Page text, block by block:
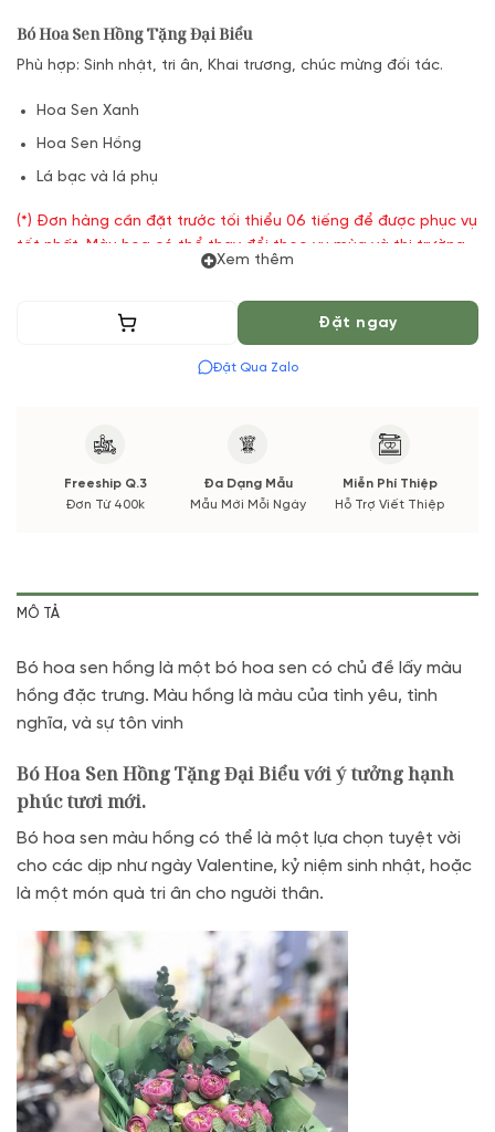
Bó Hoa Sen Hồng Tặng Đại Biểu
Phù hợp: Sinh nhật, tri ân, Khai trương, chúc mừng đối tác.
Hoa Sen Xanh
Hoa Sen Hồng
Lá bạc và lá phụ
(*) Đơn hàng cần đặt trước tối thiểu 06 tiếng để được phục vụ
tốt nhất. Màu hoa có thể thay đổi theo vụ mùa và thị trường.
Các thông tin thay đổi sẽ được cập nhật trước và xác nhận từ
Xem thêm
Thêm vào giỏ Đặt ngay
Đặt Qua Zalo
Freeship Q.3
Đơn Từ 400k
Đa Dạng Mẫu
Mẫu Mới Mỗi Ngày
Miễn Phí Thiệp
Hỗ Trợ Viết Thiệp
MÔ TẢ
Bó hoa sen hồng là một bó hoa sen có chủ đề lấy màu
hồng đặc trưng. Màu hồng là màu của tình yêu, tình
nghĩa, và sự tôn vinh
Bó Hoa Sen Hồng Tặng Đại Biểu với ý tưởng hạnh
phúc tươi mới.
Bó hoa sen màu hồng có thể là một lựa chọn tuyệt vời
cho các dịp như ngày Valentine, kỷ niệm sinh nhật, hoặc
là một món quà tri ân cho người thân.